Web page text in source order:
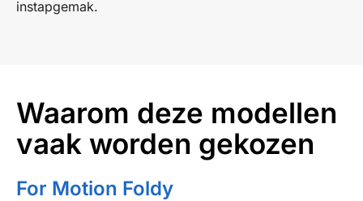
instapgemak.
Waarom deze modellen
vaak worden gekozen
For Motion Foldy